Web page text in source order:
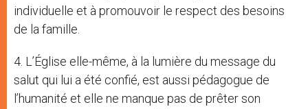
individuelle et à promouvoir le respect des besoins
de la famille.
4. L’Église elle-même, à la lumière du message du
salut qui lui a été confié, est aussi pédagogue de
l’humanité et elle ne manque pas de prêter son